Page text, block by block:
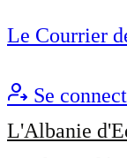
Le Courrier
Se
L'Albanie